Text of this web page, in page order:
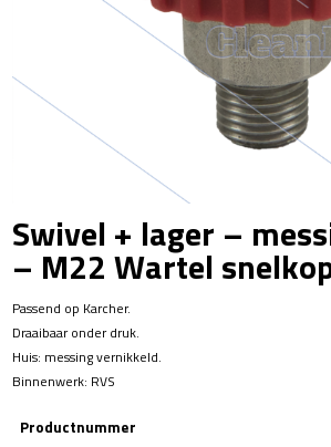
Swivel + lager –
– M22 Wartel
Passend op Karcher.
Draaibaar onder druk.
Huis: messing vernikkeld.
Binnenwerk: RVS
Productnummer